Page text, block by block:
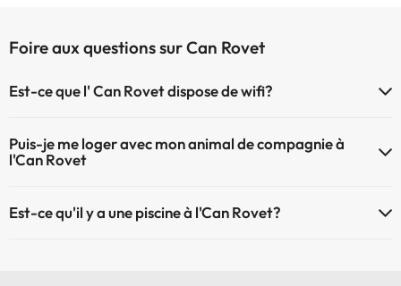
Foire aux questions sur Can Rovet
Est-ce que l' Can Rovet dispose de wifi?
Puis-je me loger avec mon animal de compagnie à
l'Can Rovet
Est-ce qu'il y a une piscine à l'Can Rovet?